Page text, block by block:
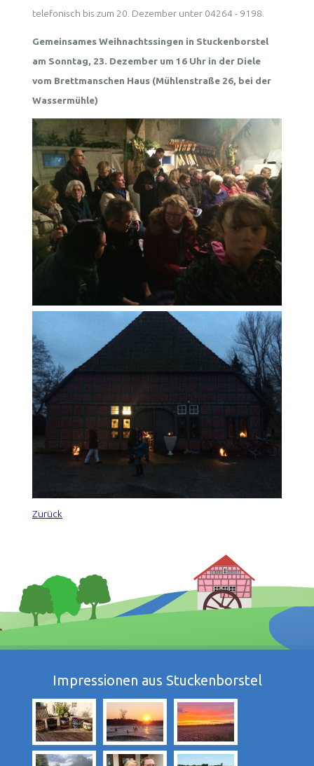
telefonisch bis zum 20. Dezember unter 04264 - 9198.
Gemeinsames Weihnachtssingen in Stuckenborstel
am Sonntag, 23. Dezember um 16 Uhr in der Diele
vom Brettmanschen Haus (Mühlenstraße 26, bei der
Wassermühle)
Zurück
Impressionen aus Stuckenborstel